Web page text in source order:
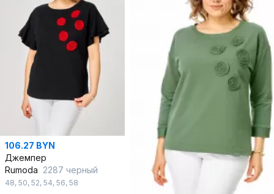
106.27 BYN
Джемпер
Rumoda 2287 черный
48, 50, 52, 54, 56, 58